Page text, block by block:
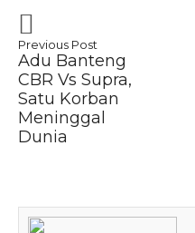
Previous Post
Adu Banteng
CBR Vs Supra,
Satu Korban
Meninggal
Dunia